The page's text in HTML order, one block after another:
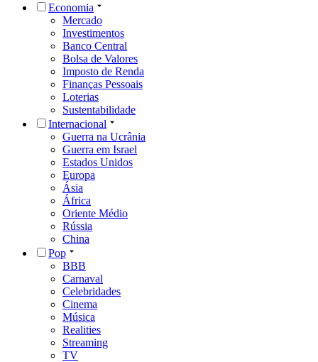
Economia
Mercado
Investimentos
Banco Central
Bolsa de Valores
Imposto de Renda
Finanças Pessoais
Loterias
Sustentabilidade
Internacional
Guerra na Ucrânia
Guerra em Israel
Estados Unidos
Europa
Ásia
África
Oriente Médio
Rússia
China
Pop
BBB
Carnaval
Celebridades
Cinema
Música
Realities
Streaming
TV